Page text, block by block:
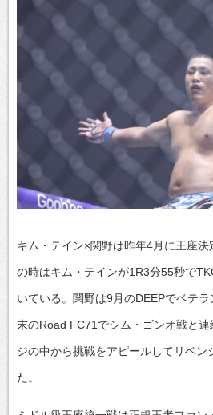
キム・テイン×関野は昨年4月に王座
の時はキム・テインが1R3分55秒で
いている。関野は9月のDEEPでベテ
末のRoad FC71でシム・ゴンオ戦と
ジの中から挑戦をアピールしてリベン
た。